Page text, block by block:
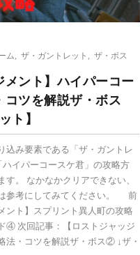
ム ザ・ガントレット ザ・ボス
メント】ハイパーコー
コツを解説ザ・ボス
ト】
込み要素である「ザ・ガントレ
イパーコースケ君」の攻略方
。 なかなかクリアできない、
参考にしてみてください。 前
ント】スプリント異人町の攻略
④ 次回記事：【ロストジャッジ
法・コツを解説ザ・ボス② ↓ザ・